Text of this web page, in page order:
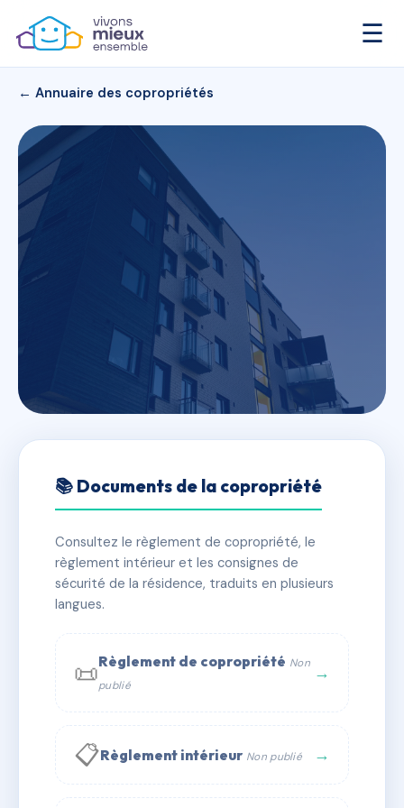
☰
← Annuaire des copropriétés
CARRE VOLTAIRE BAT C
VOL.3
📍 28 av voltaire 01210 Ferney-Voltaire
✓ Immatriculée 🏠 31 lots 🏗 1 bâtiment(s)
📞 Contacter Syndic Digital 💬 WhatsApp
✉ Email
📚 Documents de la copropriété
Consultez le règlement de copropriété, le
règlement intérieur et les consignes de
sécurité de la résidence, traduits en plusieurs
langues.
📜Règlement de copropriété Non
publié
→
📋Règlement intérieur Non publié →